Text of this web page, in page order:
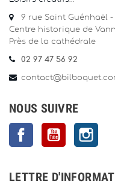
9 rue Saint Guénhaël -
Centre historique de
Près de la cathédrale
02 97 47 56 92
NOUS SUIVRE
FacebookYouTube
LETTRE